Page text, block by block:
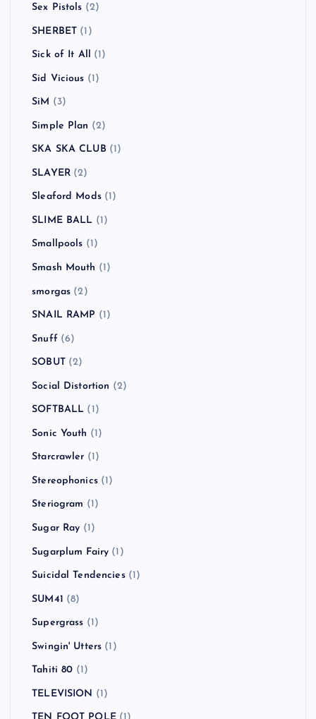
Sex Pistols (2)
SHERBET (1)
Sick of It All (1)
Sid Vicious (1)
SiM (3)
Simple Plan (2)
SKA SKA CLUB (1)
SLAYER(2)
Sleaford Mods(1)
SLIME BALL (1)
Smallpools (1)
Smash Mouth (1)
smorgas (2)
SNAIL RAMP (1)
Snuff (6)
SOBUT(2)
Social Distortion (2)
SOFTBALL (1)
Sonic Youth (1)
Starcrawler (1)
Stereophonics(1)
Steriogram (1)
Sugar Ray (1)
Sugarplum Fairy (1)
Suicidal Tendencies(1)
SUM41 (8)
Supergrass (1)
Swingin' Utters (1)
Tahiti 80 (1)
TELEVISION (1)